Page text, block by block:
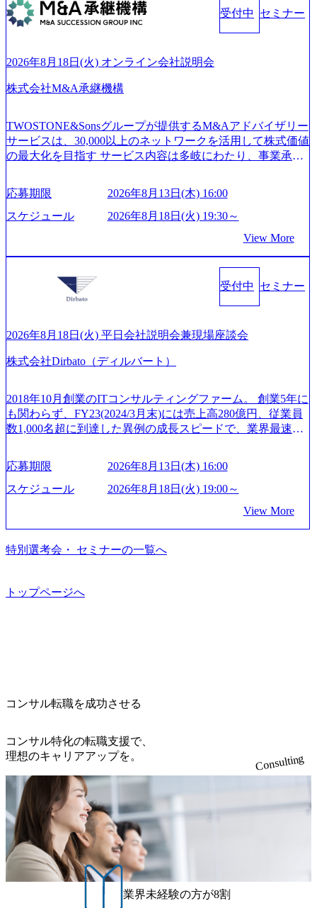
ング会社で、NRI、NTTDATAと同じく世界のFinTech Ranki
ngsTop 100企業にも選出されている。ITコンサルティング、
特長 ビジネスへの深い理解を持つコンサルタントが集うXs
pearと、最先端テクノロジーに深い知見を持つシンプレクス
社またはグループ会社との協力体制を築いている Xspear社
sion-production.appspot.com/public/images/20240925204111_caa9
4e4b-6aae-45a6-a0ce-b98154c816a2_1153x543.webp メンバー情
報 (https://www.xspear.co.jp/member/)一部抜粋 - 伊勢山 昇吾氏:
業界で新規事業戦略、成長戦略、PMI推進、業務改革等の幅
広いプロジェクトに従事 - 鈴木健仁氏：新卒でベイカレン
トに入社し最年少ディレクターを経てXspearに参画 - 梶田
案、人事組織テーマに強みを持ち、メディア・エンタメ業
界においてはDX戦略立案、NFT等の新規事業立案を得意と
する。 - 藏満 一馬氏：アクセンチュア出身。金融業界を中
心に、DX戦略策定、新規事業立案、組織変革、規制対応等
の幅広いプロジェクトを主導する。 - 天野 善仁氏：19卒Pw
ページ (https://www.xspear.co.jp/career/interviews/) 戦略だけの
から”のコンサルの在り方 (https://www.businessinsider.jp/articl
を取得 (https://www.agara.co.jp/article/382811) シンプレクスと
Xspear Consultingが、東京都港区の行政手続き100%デジタル
化を支援 (https://www.afpbb.com/articles/-/3520247) 【未経験
流工程、先端技術を学べる環境 【コンサルファーム経験
者】 ・専門領域に軸足を置きながら、他領域にもチャレン
ジできる環境 ・タイトルアップでのオファー ・現職ファー
ムより高いオファー年収 ・実力主義でプロモーションでき
る（ダブルスキップもあり） ・週に1度のアサインｍｔｇで
こまめに社員のキャリアについて検討してもらえる。結
果、なりたいキャリアを反映できるｐｊにアサインしても
るため、エンジニアの視点からも協業しクライアントへ価
keto_kajita/)） 多様なメンバー、多様なプロジェクトによる
も関わらず、外資系戦略コンサルティングファームや総合
系コンサルティングファームをはじめ、メーカー、ITベン
チャー、外資系金融機関など多彩な出自で構成されてお
り、常に刺激を受けながらプロジェクトワークが可能 総合
コンサルティングファームの名の通り、全方位のクライア
ントに対して様々なプロジェクトが存在しており、手を上
げれば常に新しいテーマのチャレンジ機会を提供している
（ワンプール制） そのため、全体の離職率10％以下、未経
験3年未満の離職率は0％と驚異の定着率を誇る 大手ファー
ムと同水準以上の報酬制度であり、ファーム経験者の場合
は、転職時報酬アップが基本 強く「個人」の成⾧を重視す
るカルチャーであり、昇進に枠もなく、今ならReadyになれ
m/public/images/20260224131045_0fee4978-bb25-43a7-a367-542
6b95cd599_1200x543.webp https://storage.googleapis.com/our-visi
cb8-329e-4a45-a8f5-73d9728b2cd7_1200x486.webp https://storag
e.googleapis.com/our-vision-production.appspot.com/public/image
s/20260224131100_d8b3379f-6e64-4566-aea4-924f21977d35_120
0x460.webp https://storage.googleapis.com/our-vision-production.a
810e-138e27965ee8_1200x386.webp グローバル人財育成を目
的とした「語学研修」、効果的なプレゼンのポイントを掴
み実践に強くなるための「プレゼン研修」、自社キャリア
アドバイザーによる自身のキャリア構築をめざす「キャリ
スタイム制度を実施しており、月単位の決められた労働時
間の範囲内で、出社・退社の時刻を社員の自己裁量に委
ね、ワークライフバランスを図りながら効率的に働くこと
ができる 【休日】 土日祝休みの完全週休2日制 2025年度の
休暇は年間24日（4月1日入社の場合）で、入社日に付与さ
れます。 年次有給休暇の残日数は、翌年度に繰り越すこと
ができます。 慶弔休暇は、事由により取得可能日数は異な
ュ休暇は、規程で定める勤続年数ごとに、連続5日のリフレ
ッシュ休暇を取得できます。 【育児や子の看護、介護など
の制度】 育児休暇： 対象：小学校1年修了時の3月31日まで
日2時間15分まで、始業・終業時刻の繰り上げ・繰り下げが
可能 子の看護休暇： 子1人につき5日まで取得でき、1時間
単位で取得することも可能 家族看護休暇： 5日まで取得で
度など】 独身寮：富山事業所の近くに、白風寮と青風寮の2
つの寮があり、以下の入居基準を満たす方が入居可能で
す。 ＜入居基準＞ ・満33歳までの独身者 ・自宅から勤務地
までの通勤総時間が2時間を超えること 住宅手当： 本社の
なるため、入居基準を満たす女性には住宅手当を支給しま
による引っ越し費用は、会社が負担します。 2026年8月18日
※顔出しは不要です。ご質問頂く際のみ、顔出ししていた
受付中 セミナー
2026年8月18日(火) オンライン会社説明会
株式会社M&A承継機構
TWOSTONE&Sonsグループが提供するM&Aアドバイザリー
サービスは、30,000以上のネットワークを活用して株式価値
の最大化を目指す サービス内容は多岐にわたり、事業承継
リーなどが含まれており、幅広いニーズに対応 譲渡企業に
対しては完全成功報酬制を採用し、M&A以外の選択肢も尊
重する姿勢を持ち、将来の株価成長を取り込むスキームの
&A業界のリーディングカンパニーであり、領域にこだわら
ず幅広い案件に携わりながら自己成長とキャリアの挑戦が
可能 M&Aセンター出身者3名がメインメンバーであり、経
験豊富なアドバイザーと共に働くことで、M&Aや財務アド
バイザリーなどの専門知識を獲得し、キャリアを発展させ
となり、平均3000万～4000万の年収となる 内訳としては個
成活躍させるためのナレッジシェアおよび丁寧なOJTを欠か
19:30～ 所要時間 : 約1時間 2026年8月13日(木) 16:00 ＼応募
意思不問・業界未経験歓迎！／ M&A承継機構のビジョンや
業務内容、実際の働き方について詳しくお伝えするオンラ
イン説明会を開催いたします。 M&A業界に興味があり、ま
業界の情報を集めたい 働くイメージを具体的に知りたい M
&A業界にご興味がある方、転職を少しでもお考えの方はも
ちろん、情報収集をしたい方でも歓迎です。お気軽にご参
加ください。 当日は、質疑応答のお時間もご用意しており
ます。 是非、説明会にてお話できることを楽しみにしてお
ります。 説明会後にアンケート回答をお願いいたします。
オンライン(Google meets)
応募期限
2026年8月13日(木) 16:00
スケジュール
2026年8月18日(火) 19:30～
View More
受付中 セミナー
2026年8月18日(火) 平日会社説明会兼現場座談会
株式会社Dirbato（ディルバート）
2018年10月創業のITコンサルティングファーム。 創業5年に
も関わらず、FY23(2024/3月末)には売上高280億円、従業員
数1,000名超に到達した異例の成長スピードで、業界最速と
成⻑を遂げている。 現在コンサルティングファームでは外
資も含めて売上高TOP10にランクインしている。 主力事業
はITコンサルティング。幅広い業界の大企業を中心に、IT
支援している。 他方、インキュベーション事業を手掛けて
いるのも同社の特徴であり、 自社で新規事業開発も手掛け
つつ、複数社への出資～ハンズオン支援も行っている。 (参
ングファームや、Slerなどから優秀層が多数ジョイン。 http
ている。 <u>ワンプール制</u>を取っており、業界の枠に縛
り、<u>営業活動に工数を割かれることなくデリバリーに注
力可能</u> 従業員満足度を非常に重視しており、意にそぐ
わないプロジェクトにアサインされてしまった場合、半強
制的に別のプロジェクトに異動することが可能。その結
果、<u>退職率も10%程度</u>(他社平均は2～30%程度) 残業
時間は<u>平均30時間程度。</u>バリューが出ていないから
残業代をつけさせないといったことはしない DE&Iにおいて
は女性活用や外国人/高齢者/障碍者などさまざまなバックグ
ラウンドを持つメンバーの働く環境を整えている SDGsの推
進にも積極的で、プロボノ支援等を行っている 部活動も活
発で、多くのクラブが立ち上がっており、さまざまな役
職・所属・組織を超えて社員間のネットワーク形成・交流
応募期限
2026年8月13日(木) 16:00
スケジュール
2026年8月18日(火) 19:00～
View More
特別選考会・ セミナーの一覧へ
トップページへ
コンサル転職を成功させる
コンサル特化の転職支援で、
理想のキャリアアップを。
Consulting
業界未経験の方が8割